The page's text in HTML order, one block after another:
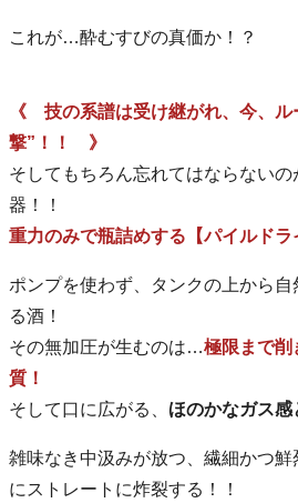
これが…酔むすびの真価か！？
《 技の系譜は受け継がれ、今、ル
撃”！！ 》
そしてもちろん忘れてはならないの
器！！
重力のみで瓶詰めする【パイルドラ
ポンプを使わず、タンクの上から
る酒！
その無加圧が生むのは…極限まで削
質！
そして口に広がる、 ほのかなガス感
雑味なき中汲みが放つ、繊細かつ
にストレートに炸裂する！！